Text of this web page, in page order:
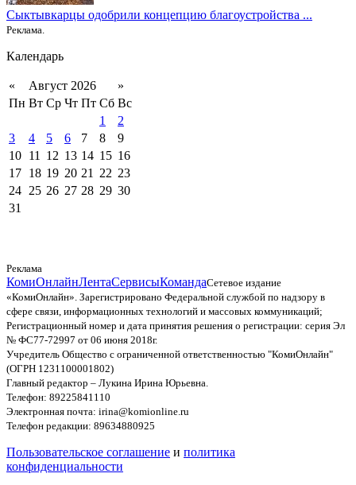
Сыктывкарцы одобрили концепцию благоустройства ...
Реклама.
Календарь
« Август 2026
»
Пн Вт Ср Чт Пт Сб Вс
1
2
3
4 5 6 7 8
9
10 11 12 13 14 15 16
17 18 19 20 21 22 23
24 25 26 27 28 29 30
31
Реклама
КомиОнлайнЛентаСервисыКомандаСетевое издание
«КомиОнлайн». Зарегистрировано Федеральной службой по надзору в
сфере связи, информационных технологий и массовых коммуникаций;
Регистрационный номер и дата принятия решения о регистрации: серия Эл
№ ФС77-72997 от 06 июня 2018г.
Учредитель Общество с ограниченной ответственностью "КомиОнлайн"
(ОГРН 1231100001802)
Главный редактор – Лукина Ирина Юрьевна.
Телефон: 89225841110
Электронная почта: irina@komionline.ru
Телефон редакции: 89634880925
Пользовательское соглашение и политика
конфиденциальности